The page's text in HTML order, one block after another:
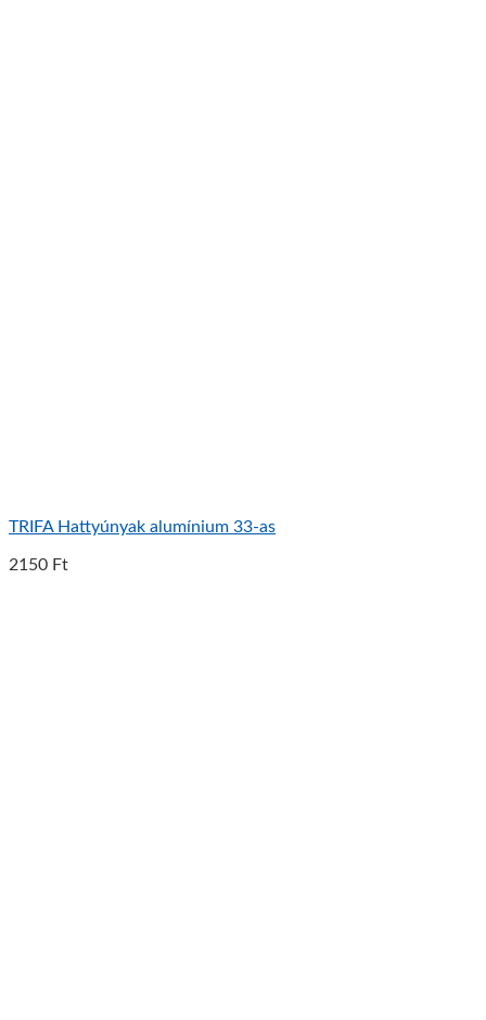
TRIFA Hattyúnyak alumínium 33-as
2150 Ft